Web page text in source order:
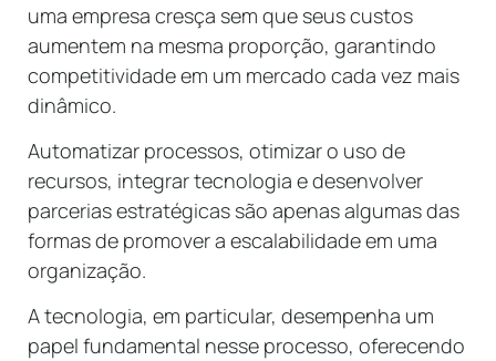
uma empresa cresça sem que seus custos
aumentem na mesma proporção, garantindo
competitividade em um mercado cada vez mais
dinâmico.
Automatizar processos, otimizar o uso de
recursos, integrar tecnologia e desenvolver
parcerias estratégicas são apenas algumas das
formas de promover a escalabilidade em uma
organização.
A tecnologia, em particular, desempenha um
papel fundamental nesse processo, oferecendo